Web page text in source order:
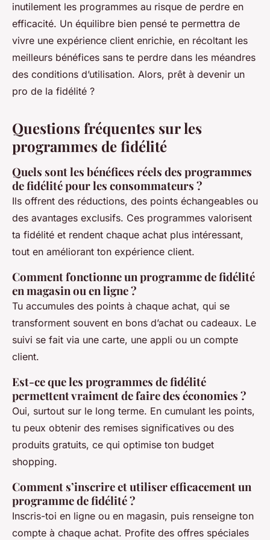
inutilement les programmes au risque de perdre en
efficacité. Un équilibre bien pensé te permettra de
vivre une expérience client enrichie, en récoltant les
meilleurs bénéfices sans te perdre dans les méandres
des conditions d’utilisation. Alors, prêt à devenir un
pro de la fidélité ?
Questions fréquentes sur les
programmes de fidélité
Quels sont les bénéfices réels des programmes
de fidélité pour les consommateurs ?
Ils offrent des réductions, des points échangeables ou
des avantages exclusifs. Ces programmes valorisent
ta fidélité et rendent chaque achat plus intéressant,
tout en améliorant ton expérience client.
Comment fonctionne un programme de fidélité
en magasin ou en ligne ?
Tu accumules des points à chaque achat, qui se
transforment souvent en bons d’achat ou cadeaux. Le
suivi se fait via une carte, une appli ou un compte
client.
Est-ce que les programmes de fidélité
permettent vraiment de faire des économies ?
Oui, surtout sur le long terme. En cumulant les points,
tu peux obtenir des remises significatives ou des
produits gratuits, ce qui optimise ton budget
shopping.
Comment s’inscrire et utiliser efficacement un
programme de fidélité ?
Inscris-toi en ligne ou en magasin, puis renseigne ton
compte à chaque achat. Profite des offres spéciales